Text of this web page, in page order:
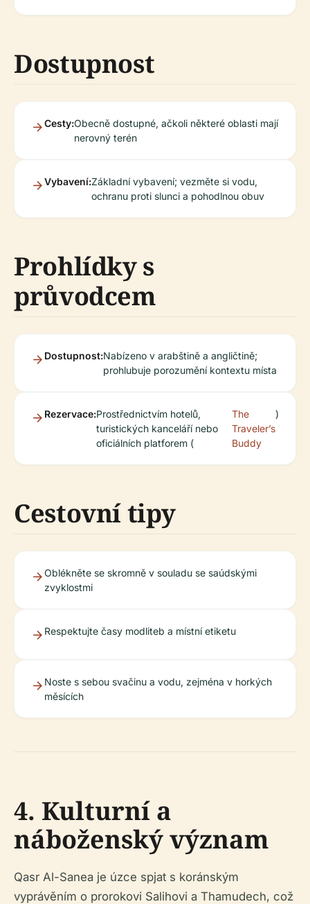
Dostupnost
Cesty:Obecně dostupné, ačkoli některé oblasti mají
nerovný terén
Vybavení:Základní vybavení; vezměte si vodu,
ochranu proti slunci a pohodlnou obuv
Prohlídky s
průvodcem
Dostupnost:Nabízeno v arabštině a angličtině;
prohlubuje porozumění kontextu místa
Rezervace:Prostřednictvím hotelů,
turistických kanceláří nebo
oficiálních platforem (
The
Traveler’s
Buddy
)
Cestovní tipy
Oblékněte se skromně v souladu se saúdskými
zvyklostmi
Respektujte časy modliteb a místní etiketu
Noste s sebou svačinu a vodu, zejména v horkých
měsících
4. Kulturní a
náboženský význam
Qasr Al-Sanea je úzce spjat s koránským
vyprávěním o prorokovi Salihovi a Thamudech, což